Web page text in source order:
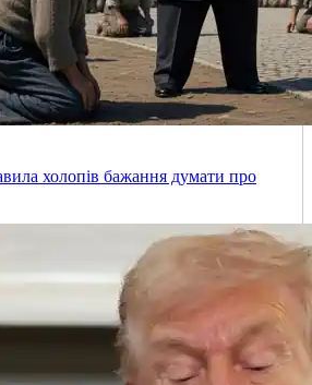
холопів бажання думати про